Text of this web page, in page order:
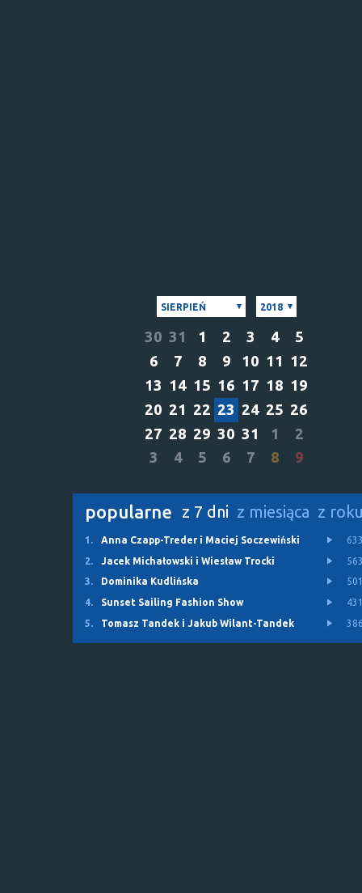
SIERPIEŃ 2018
30 31 1 2 3 4
5
6
7 8 9 10 11 12
13 14 15 16 17 18 19
20 21 22 23 24 25 26
27 28 29 30 31 1
2
3
4 5 6 7 8 9
popularne z 7 dni z miesiąca z
1. Anna Czapp-Treder i Maciej Soczewiński
2.
Jacek Michałowski i Wiesław Trocki
3.
Dominika Kudlińska
4.
Sunset Sailing Fashion Show
5.
Tomasz Tandek i Jakub Wilant-Tandek